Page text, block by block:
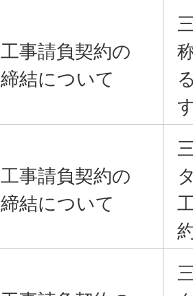
工事請負契約の
締結について
工事請負契約の
締結について